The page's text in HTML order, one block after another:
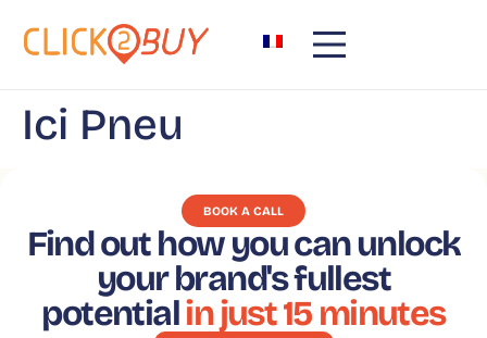
Ici Pneu
BOOK A CALL
Find out how you can unlock
your brand's fullest
potentialin just 15 minutes